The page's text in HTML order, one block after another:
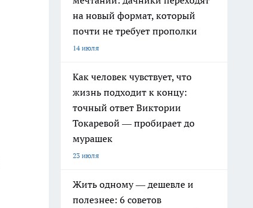
на новый формат, который
почти не требует прополки
14 июля
Как человек чувствует, что
жизнь подходит к концу:
точный ответ Виктории
Токаревой — пробирает до
мурашек
23 июля
Жить одному — дешевле и
полезнее: 6 советов